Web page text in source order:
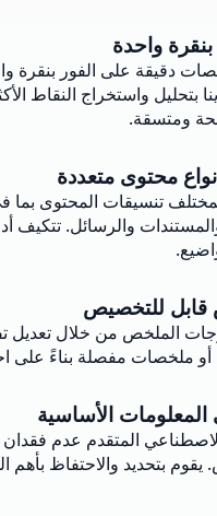
واحدة
دقيقة على الفور بنقرة
بتحليل واستخراج النقاط
ومتسقة.
محتوى متعددة
تنسيقات المحتوى بما
والرسائل. تتكيف
للتخصيص
الملخص من خلال تعديل
ملخصات مفصلة بناءً على
الأساسية
المتقدم عدم فقدان
يقوم بتحديد والاحتفاظ